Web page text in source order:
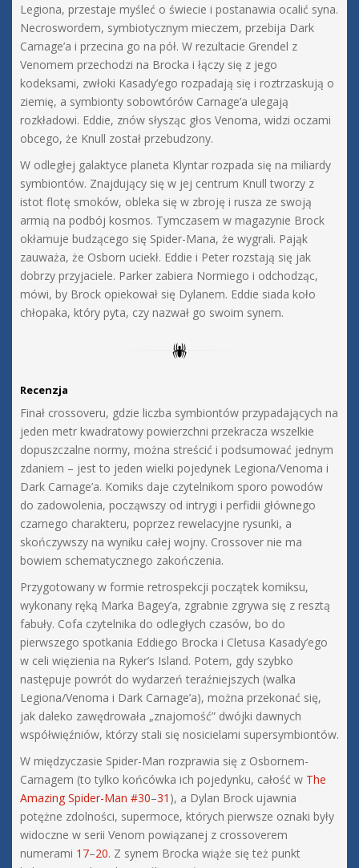
Legiona, przestaje myśleć o świecie i postanawia ocalić syna.
Necroswordem, symbiotycznym mieczem, przebija Dark
Carnage’a i przecina go na pół. W rezultacie Grendel z
Venomem przechodzi na Brocka i łączy się z jego
kodeksami, zwłoki Kasady’ego rozpadają się i roztrzaskują o
ziemię, a symbionty sobowtórów Carnage’a ulegają
rozkładowi. Eddie, znów słysząc głos Venoma, widzi oczami
obcego, że Knull został przebudzony.
W odległej galaktyce planeta Klyntar rozpada się na miliardy
symbiontów. Znajdujący się w jej centrum Knull tworzy z
istot flotę smoków, obleka się w zbroję i rusza ze swoją
armią na podbój kosmos. Tymczasem w magazynie Brock
okłamuje budzącego się Spider-Mana, że wygrali. Pająk
zauważa, że Osborn uciekł. Eddie i Peter rozstają się jak
dobrzy przyjaciele. Parker zabiera Normiego i odchodząc,
mówi, by Brock opiekował się Dylanem. Eddie siada koło
chłopaka, który pyta, czy nazwał go swoim synem.
Recenzja
Finał crossoveru, gdzie liczba symbiontów przypadających na
jeden metr kwadratowy powierzchni przekracza wszelkie
dopuszczalne normy, można streścić i podsumować jednym
zdaniem – jest to jeden wielki pojedynek Legiona/Venoma i
Dark Carnage’a. Komiks daje czytelnikom sporo powodów
do zadowolenia, począwszy od intrygi i perfidii głównego
czarnego charakteru, poprzez rewelacyjne rysunki, a
skończywszy na wyniku całej wojny. Crossover nie ma
bowiem schematycznego zakończenia.
Przygotowany w formie retrospekcji początek komiksu,
wykonany ręką Marka Bagey’a, zgrabnie zgrywa się z resztą
fabuły. Cofa czytelnika do odległych czasów, bo do
pierwszego spotkania Eddiego Brocka i Cletusa Kasady’ego
w celi więzienia na Ryker’s Island. Potem, gdy szybko
następuje powrót do wydarzeń teraźniejszych (walka
Legiona/Venoma i Dark Carnage’a), można przekonać się,
jak daleko zawędrowała „znajomość” dwójki dawnych
współwięźniów, którzy stali się nosicielami supersymbiontów.
W międzyczasie Spider-Man rozprawia się z Osbornem-
Carnagem (to tylko końcówka ich pojedynku, całość w The
Amazing Spider-Man #30–31 ), a Dylan Brock ujawnia
potężne zdolności, supermoce, których pierwsze oznaki były
widoczne w serii Venom powiązanej z crossoverem
numerami 17–20. Z synem Brocka wiąże się też punkt